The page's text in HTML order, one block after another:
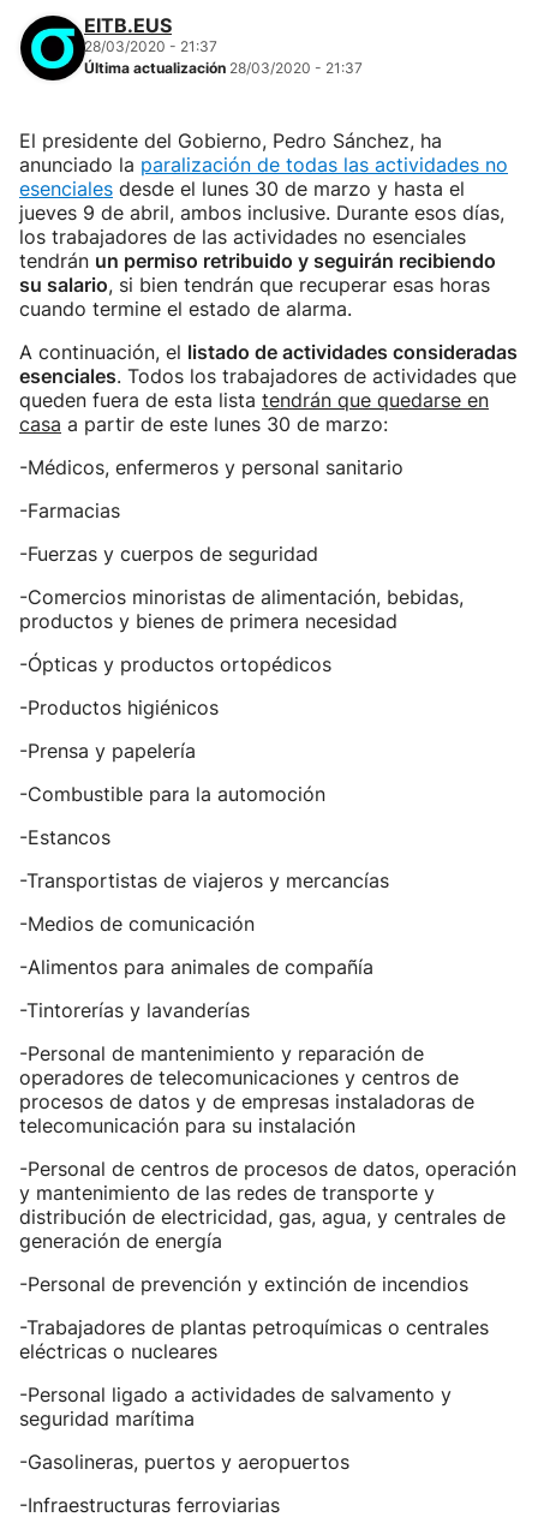
EITB.EUS
28/03/2020 - 21:37
Última actualización 28/03/2020 - 21:37
El presidente del Gobierno, Pedro Sánchez, ha
anunciado la paralización de todas las actividades no
esenciales desde el lunes 30 de marzo y hasta el
jueves 9 de abril, ambos inclusive. Durante esos días,
los trabajadores de las actividades no esenciales
tendrán un permiso retribuido y seguirán recibiendo
su salario, si bien tendrán que recuperar esas horas
cuando termine el estado de alarma.
A continuación, el listado de actividades consideradas
esenciales. Todos los trabajadores de actividades que
queden fuera de esta lista tendrán que quedarse en
casa a partir de este lunes 30 de marzo:
-Médicos, enfermeros y personal sanitario
-Farmacias
-Fuerzas y cuerpos de seguridad
-Comercios minoristas de alimentación, bebidas,
productos y bienes de primera necesidad
-Ópticas y productos ortopédicos
-Productos higiénicos
-Prensa y papelería
-Combustible para la automoción
-Estancos
-Transportistas de viajeros y mercancías
-Medios de comunicación
-Alimentos para animales de compañía
-Tintorerías y lavanderías
-Personal de mantenimiento y reparación de
operadores de telecomunicaciones y centros de
procesos de datos y de empresas instaladoras de
telecomunicación para su instalación
-Personal de centros de procesos de datos, operación
y mantenimiento de las redes de transporte y
distribución de electricidad, gas, agua, y centrales de
generación de energía
-Personal de prevención y extinción de incendios
-Trabajadores de plantas petroquímicas o centrales
eléctricas o nucleares
-Personal ligado a actividades de salvamento y
seguridad marítima
-Gasolineras, puertos y aeropuertos
-Infraestructuras ferroviarias